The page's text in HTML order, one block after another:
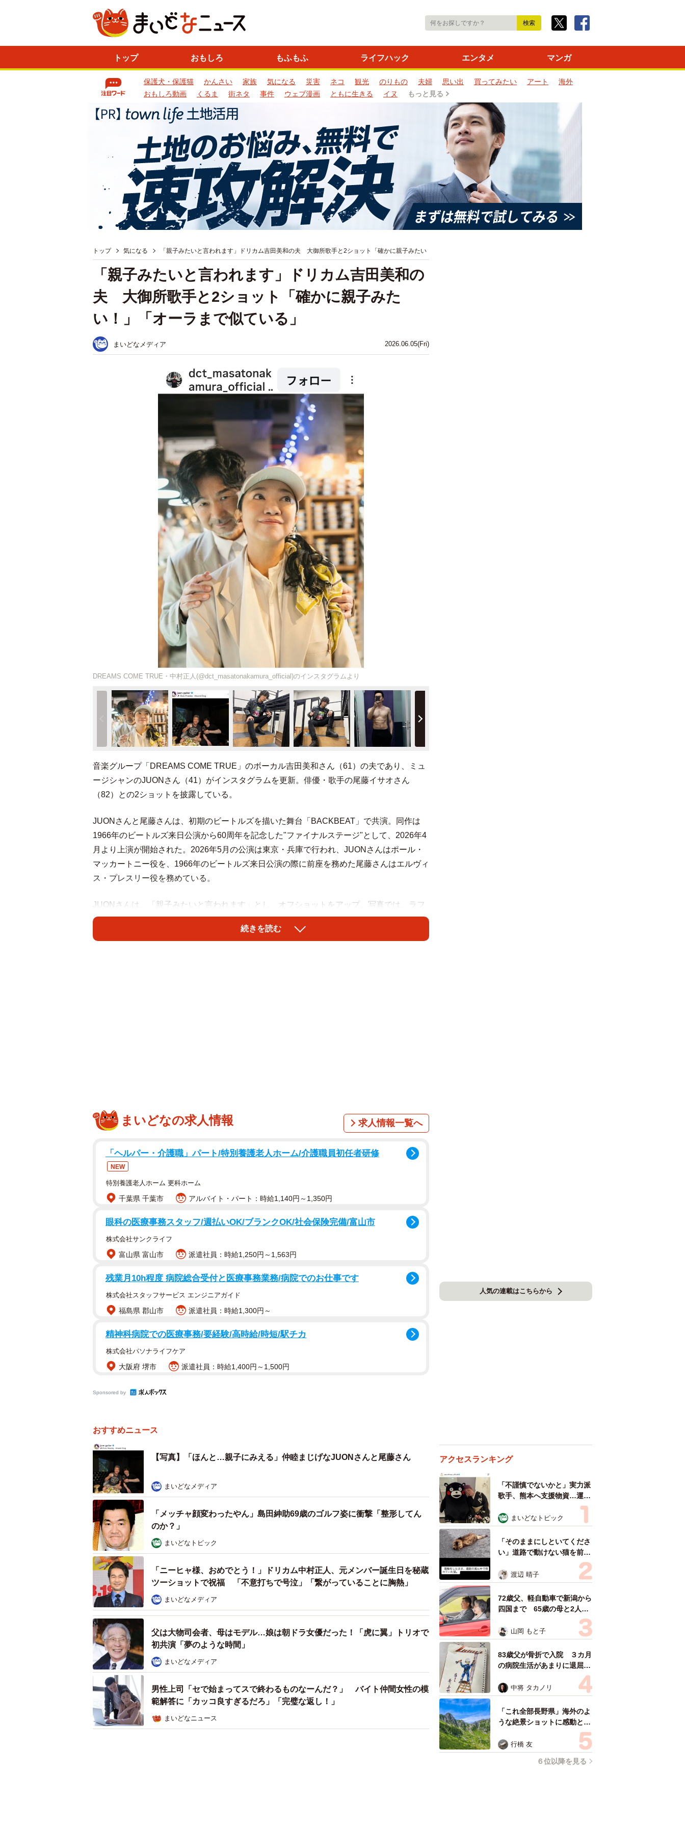
トップ おもしろ もふもふ ライフハック エンタメ マンガ
保護犬・保護猫 かんさい 家族 気になる 災害 ネコ 観光 のりもの 夫婦 思い出 買ってみたい アート
海外
おもしろ動画
くるま 街ネタ 事件 ウェブ漫画 ともに生きる イヌ もっと見る
トップ 気になる 「親子みたいと言われます」ドリカム吉田美和の夫 大御所歌手と2ショット「確かに親子みたい
2026.06.05(Fri)
「親子みたいと言われます」ドリカム吉田美和の
夫 大御所歌手と2ショット「確かに親子みた
い！」「オーラまで似ている」
まいどなメディア
DREAMS COME TRUE・中村正人(@dct_masatonakamura_official)のインスタグラムより
音楽グループ「DREAMS COME TRUE」のボーカル吉田美和さん（61）の夫であり、ミュ
ージシャンのJUONさん（41）がインスタグラムを更新。俳優・歌手の尾藤イサオさん
（82）との2ショットを披露している。
JUONさんと尾藤さんは、初期のビートルズを描いた舞台「BACKBEAT」で共演。同作は
1966年のビートルズ来日公演から60周年を記念した"ファイナルステージ"として、2026年4
月より上演が開始された。2026年5月の公演は東京・兵庫で行われ、JUONさんはポール・
マッカートニー役を、1966年のビートルズ来日公演の際に前座を務めた尾藤さんはエルヴィ
ス・プレスリー役を務めている。
JUONさんは、「親子みたいと言われます」とし、オフショットをアップ。写真では、ラフ
な格好でグラスを掲げるJUONさんと尾藤さんの姿がみられ、2人とも穏やかな笑顔を浮か
べている。JUONさんは「尾藤さん、舞台お疲れ様でした。また、ステージの上で会いまし
公式Webサイトなどより）
続きを読む
まいどなの求人情報 求人情報一覧へ
「ヘルパー・介護職」パート/特別養護老人ホーム/介護職員初任者研修
NEW
特別養護老人ホーム 更科ホーム
千葉県 千葉市 アルバイト・パート：時給1,140円～1,350円
眼科の医療事務スタッフ/週払いOK/ブランクOK/社会保険完備/富山市
株式会社サンクライフ
富山県 富山市 派遣社員：時給1,250円～1,563円
残業月10h程度 病院総合受付と医療事務業務/病院でのお仕事です
株式会社スタッフサービス エンジニアガイド
福島県 郡山市 派遣社員：時給1,300円～
精神科病院での医療事務/要経験/高時給/時短/駅チカ
株式会社パソナライフケア
大阪府 堺市 派遣社員：時給1,400円～1,500円
Sponsored by
おすすめニュース
【写真】「ほんと…親子にみえる」仲睦まじげなJUONさんと尾藤さん
まいどなメディア
「メッチャ顔変わったやん」島田紳助69歳のゴルフ姿に衝撃「整形してん
のか？」
まいどなトピック
「ニーヒャ様、おめでとう！」ドリカム中村正人、元メンバー誕生日を秘蔵
ツーショットで祝福 「不意打ちで号泣」「繋がっていることに胸熱」
まいどなメディア
父は大物司会者、母はモデル…娘は朝ドラ女優だった！「虎に翼」トリオで
初共演「夢のような時間」
まいどなメディア
男性上司「セで始まってスで終わるものなーんだ？」 バイト仲間女性の模
範解答に「カッコ良すぎるだろ」「完璧な返し！」
まいどなニュース
人気の連載はこちらから
アクセスランキング
「不謹慎でないかと」実力派
歌手、熊本へ支援物資…運搬
トラックの車体デザインにた
めらい 「痛いほど伝わる」
「行動され立派」
まいどなトピック
「そのままにしといてくださ
い」道路で動けない猫を前に
返された一言… 懸命に生き
ようとした4日間 「命の重
さはみんな同じ」保護団体代
表の訴え
渡辺 晴子
72歳父、軽自動車で新潟から
四国まで 65歳の母と2人で
3泊4日の旅 パーキングの休
憩まで分刻み… 「大学生で
も組まねえよ！」
山岡 もと子
83歳父が骨折で入院 ３カ月
の病院生活があまりに退屈で
い！」→スケッチブックを見
た家族が仰天「これ、売れま
すよ…」
中将 タカノリ
「これ全部長野県」海外のよ
うな絶景ショットに感動と反
響「離れてからいいところだ
ったんだって気づいた」
行橋 友
６位以降を見る